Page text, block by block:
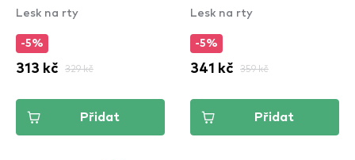
Duck Plump High
Brick Of Time
(DPLL06)
Lesk na rty
-5%
313 kč 329 kč
Přidat
Stain - 04 Cocoa
Lesk na rty
-5%
341 kč 359 kč
Přidat